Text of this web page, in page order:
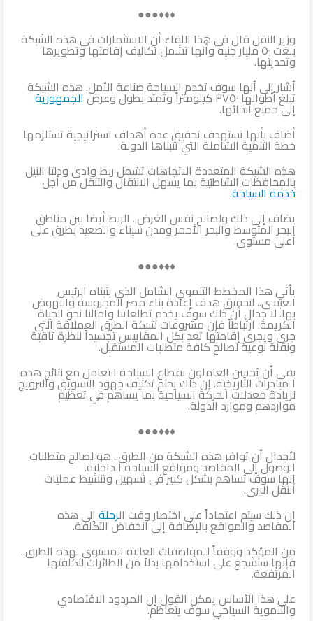
♦♦♦●●●
وزير النقل قال في هذا اللقاء أن الاستثمارات في هذه الشبكة
بلغت ٥٠ مليار جنيه وأنها تشمل تكاليف إقامتها وتطويرها
وتحديثها.
أشار إلى أنها سوف تخدم السياحة صناعة الأمل. هذه الشبكة
تبلغ أطوالها ٣٧٥٠ كيلومتراً وتمتد بطول وعرض الجمهورية
إلى جميع أنحائها.
أضاف بأنها تستهدف تحقيق عدة أهداف استراتيجية تستلزمها
خطة التنمية الشاملة التي تتبناها الدولة.
هذه الشبكة المتعددة الاتجاهات تشمل ربط وادى ودلتا النيل
بالمحافظات الشاطئية بما يسهل الانتقال والتنقل من أجل
خدمة السياحة.
يضاف إلى ذلك ولصالح نفس الغرض.. الربط أيضا بين مناطق
البحر المتوسط والبحر الأحمر ومدن سيناء والصعيد بطرق على
أعلى مستوى.
♦♦♦●●●
يأتي هذا المخطط التنموي الشامل الذى يتبناه الرئيس
العيسى.. لتحقيق هدف إعادة بناء مصر المحروسة والنهوض
بها. لا جدال أن ذلك سوف يخدم تطلعاتنا وآمالنا نحو الحياة
الكريمة. ارتباطاً فإن مشروعات شبكة الطرق العملاقة التي
جرى ويجرى إقامتها تعد بكل المقاييس تجسيداً لنظرة ثاقبة
ونقلة نوعية لصالح كافة متطلبات المستقبل.
بقى أن يُحسِن العاملون بقطاع السياحة التعامل مع نتائج هذه
المبادرات التاريخية. إن ذلك يحتم تكثيف جهود التسويق والترويج
لزيادة معدلات الحركة السياحية بما يساهم في تعظيم
مواردهم وموارد الدولة.
♦♦♦●●●
لأجدال أن توافر هذه الشبكة من الطرق.. هو لصالح متطلبات
الوصول إلى المقاصد ومواقع السياحة الداخلية.
إنها سوف تساهم بشكل كبير فى تسهيل وتنشيط عمليات
النقل البرى.
إن ذلك سيتم اعتماداً على اختصار وقت الرحلةإلى هذه
المقاصد والمواقع بالإضافة إلى انخفاض التكلفة.
من المؤكد ووفقاً للمواصفات العالية المستوى لهذه الطرق..
فإنها ستشجع على استخدامها بدلاً من الطائرات لتكلفتها
المرتفعة.
على هذا الأساس يمكن القول إن المردود الاقتصادي
والتنموية السياحي سوف يتعاظم.